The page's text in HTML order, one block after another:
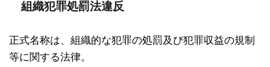
組織犯罪処罰法違反
正式名称は、組織的な犯罪の処罰及び犯罪収益の規制
等に関する法律。